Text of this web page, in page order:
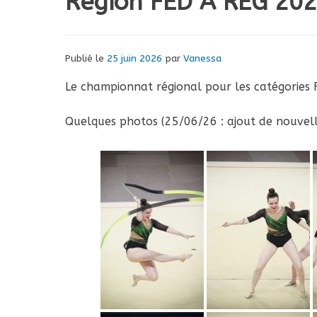
Publié le 25 juin 2026 par Vanessa
Le championnat régional pour les catégories
Quelques photos (25/06/26 : ajout de